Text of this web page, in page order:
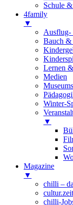
Schule
4family
▼
Ausflug-
Bauch
Lernen
Medien
Winter-
▼
Magazine
▼
chilli –
chilli-